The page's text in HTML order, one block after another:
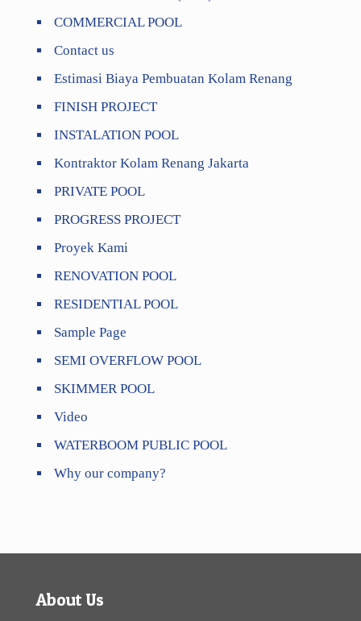
COMMERCIAL POOL
Contact us
Estimasi Biaya Pembuatan Kolam Renang
FINISH PROJECT
INSTALATION POOL
Kontraktor Kolam Renang Jakarta
PRIVATE POOL
PROGRESS PROJECT
Proyek Kami
RENOVATION POOL
RESIDENTIAL POOL
Sample Page
SEMI OVERFLOW POOL
SKIMMER POOL
Video
WATERBOOM PUBLIC POOL
Why our company?
About Us